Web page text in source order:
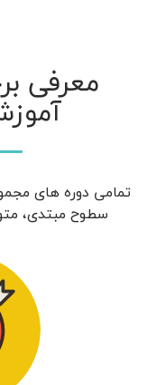
معرفی
تمامی دوره های
سطوح مبتدی،